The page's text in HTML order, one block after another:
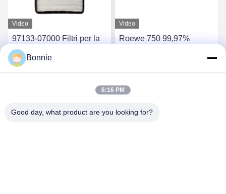
Video
97133-07000 Filtri per la
cabina di auto per Toyota
Honda Hyundai Kia BMW
Mercedes-Benz
Ottieni il miglior prezzo
Video
Roewe 750 99,97%
condizionata del motore
Bonnie
6:16 PM
Good day, what product are you looking for?